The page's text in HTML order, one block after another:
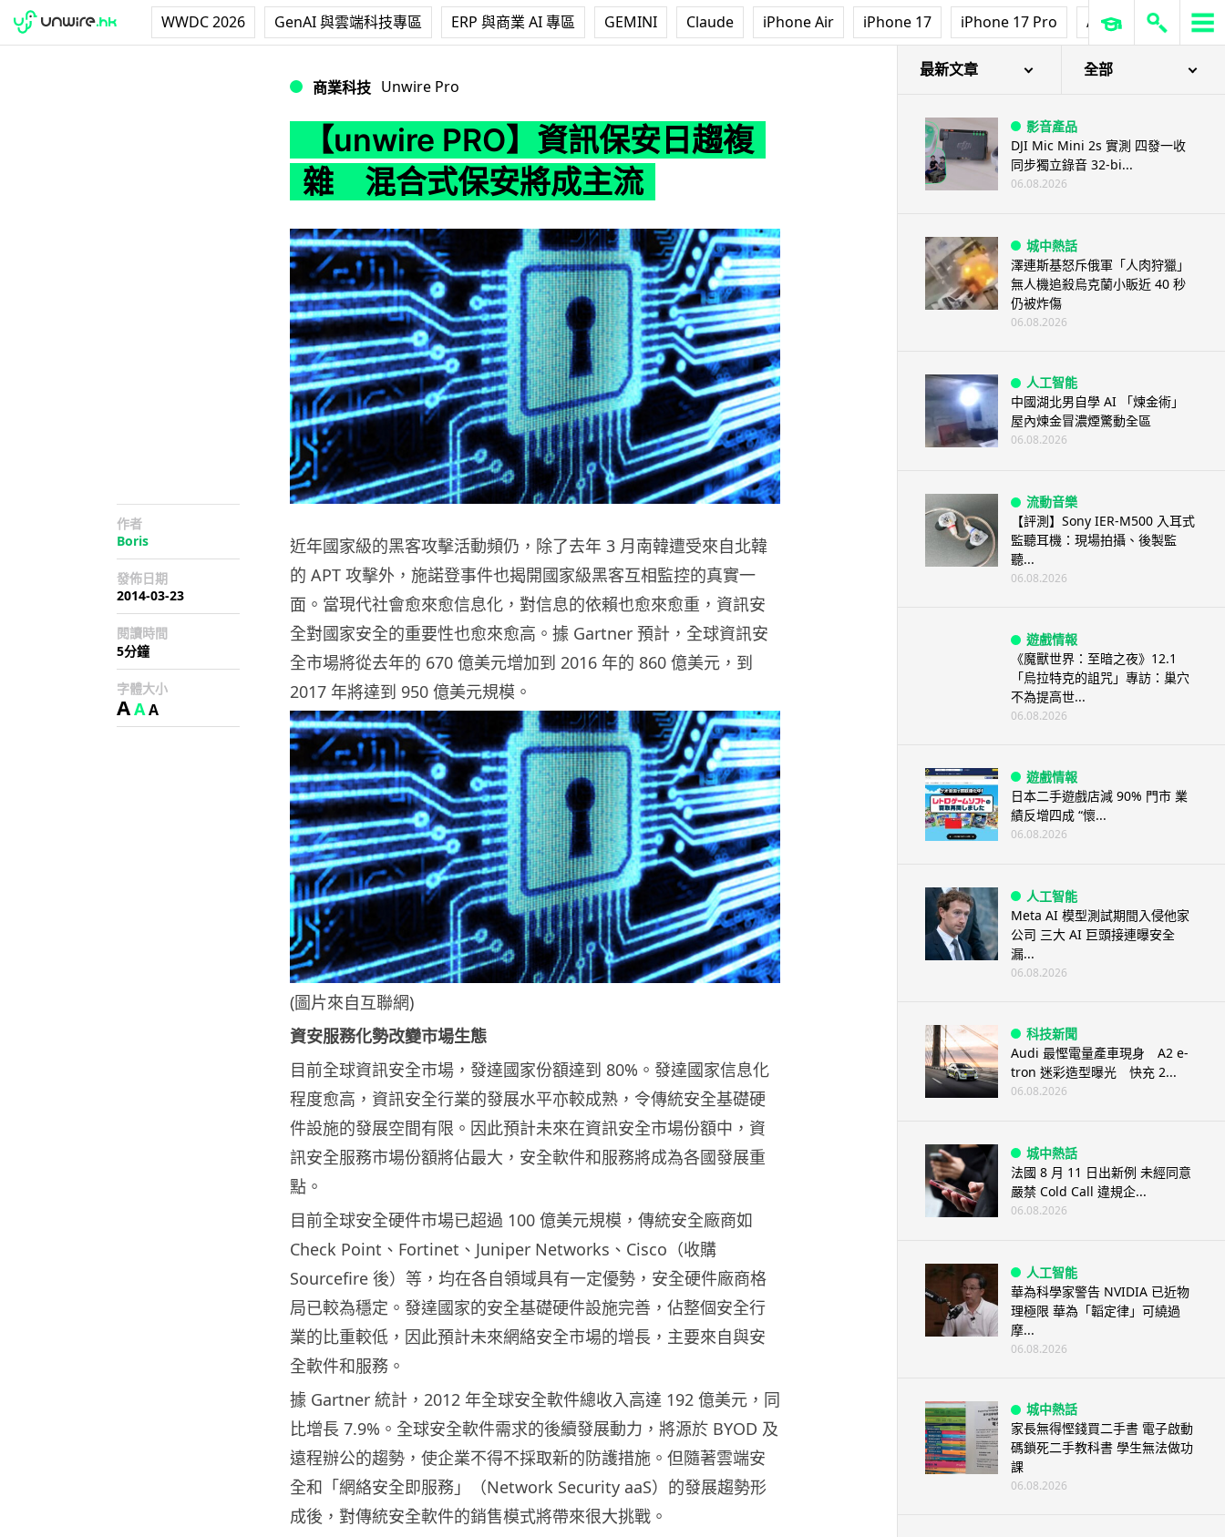
WWDC 2026 GenAI 與雲端科技專區 ERP 與商業 AI 專區 GEMINI Claude iPhone Air iPhone 17 iPhone 17 Pro AirPods Pro 3
商業科技 Unwire Pro
【unwire PRO】資訊保安日趨複
雜 混合式保安將成主流
作者
Boris
發佈日期
2014-03-23
閱讀時間
5分鐘
字體大小
AAA
近年國家級的黑客攻擊活動頻仍，除了去年 3 月南韓遭受來自北韓
的 APT 攻擊外，施諾登事件也揭開國家級黑客互相監控的真實一
面。當現代社會愈來愈信息化，對信息的依賴也愈來愈重，資訊安
全對國家安全的重要性也愈來愈高。據 Gartner 預計，全球資訊安
全市場將從去年的 670 億美元增加到 2016 年的 860 億美元，到
2017 年將達到 950 億美元規模。
(圖片來自互聯網)
資安服務化勢改變市場生態
目前全球資訊安全市場，發達國家份額達到 80%。發達國家信息化
程度愈高，資訊安全行業的發展水平亦較成熟，令傳統安全基礎硬
件設施的發展空間有限。因此預計未來在資訊安全市場份額中，資
訊安全服務市場份額將佔最大，安全軟件和服務將成為各國發展重
點。
目前全球安全硬件市場已超過 100 億美元規模，傳統安全廠商如
Check Point、Fortinet、Juniper Networks、Cisco（收購
Sourcefire 後）等，均在各自領域具有一定優勢，安全硬件廠商格
局已較為穩定。發達國家的安全基礎硬件設施完善，佔整個安全行
業的比重較低，因此預計未來網絡安全市場的增長，主要來自與安
全軟件和服務。
據 Gartner 統計，2012 年全球安全軟件總收入高達 192 億美元，同
比增長 7.9%。全球安全軟件需求的後續發展動力，將源於 BYOD 及
遠程辦公的趨勢，使企業不得不採取新的防護措施。但隨著雲端安
全和「網絡安全即服務」（Network Security aaS）的發展趨勢形
成後，對傳統安全軟件的銷售模式將帶來很大挑戰。
最新文章 全部
影音產品
DJI Mic Mini 2s 實測 四發一收
同步獨立錄音 32-bi...
06.08.2026
城中熱話
澤連斯基怒斥俄軍「人肉狩獵」
無人機追殺烏克蘭小販近 40 秒
仍被炸傷
06.08.2026
人工智能
中國湖北男自學 AI 「煉金術」
屋內煉金冒濃煙驚動全區
06.08.2026
流動音樂
【評測】Sony IER-M500 入耳式
監聽耳機：現場拍攝、後製監
聽...
06.08.2026
遊戲情報
《魔獸世界：至暗之夜》12.1
「烏拉特克的詛咒」專訪：巢穴
不為提高世...
06.08.2026
遊戲情報
日本二手遊戲店減 90% 門市 業
績反增四成 “懷...
06.08.2026
人工智能
Meta AI 模型測試期間入侵他家
公司 三大 AI 巨頭接連曝安全
漏...
06.08.2026
科技新聞
Audi 最慳電量產車現身 A2 e-
tron 迷彩造型曝光 快充 2...
06.08.2026
城中熱話
法國 8 月 11 日出新例 未經同意
嚴禁 Cold Call 違規企...
06.08.2026
人工智能
華為科學家警告 NVIDIA 已近物
理極限 華為「韜定律」可繞過
摩...
06.08.2026
城中熱話
家長無得慳錢買二手書 電子啟動
碼鎖死二手教科書 學生無法做功
課
06.08.2026